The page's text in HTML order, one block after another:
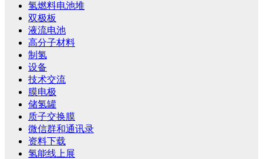
氢燃料电池堆
双极板
液流电池
高分子材料
制氢
设备
技术交流
膜电极
储氢罐
质子交换膜
微信群和通讯录
资料下载
氢能线上展